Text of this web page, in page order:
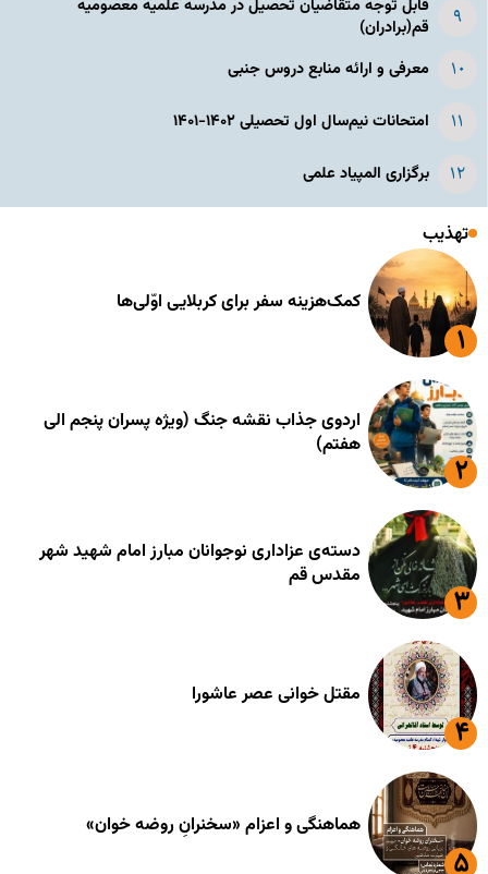
قابل توجه متقاضیان تحصیل در مدرسه علمیه معصومیه
قم(برادران)
معرفی و ارائه منابع دروس جنبی
امتحانات نیم‌سال اول تحصیلی ۱۴۰۲-۱۴۰۱
برگزاری المپیاد علمی
تهذیب
کمک‌هزینه سفر برای کربلایی اوّلی‌ها
اردوی جذاب نقشه جنگ (ویژه پسران پنجم الی
هفتم)
دسته‌ی عزاداری نوجوانان مبارز امام شهید شهر
مقدس قم
مقتل خوانی عصر عاشورا
هماهنگی و اعزام «سخنرانِ روضه خوان»